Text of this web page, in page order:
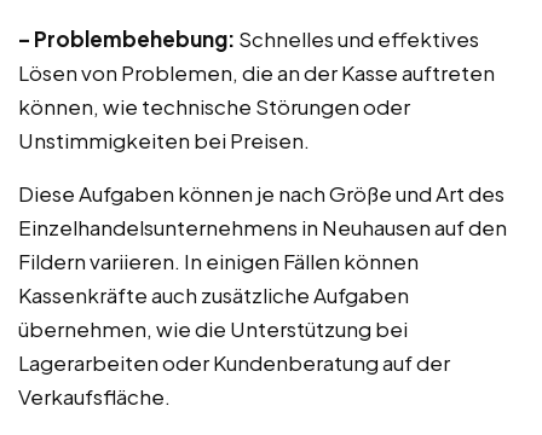
– Problembehebung: Schnelles und effektives
Lösen von Problemen, die an der Kasse auftreten
können, wie technische Störungen oder
Unstimmigkeiten bei Preisen.
Diese Aufgaben können je nach Größe und Art des
Einzelhandelsunternehmens in Neuhausen auf den
Fildern variieren. In einigen Fällen können
Kassenkräfte auch zusätzliche Aufgaben
übernehmen, wie die Unterstützung bei
Lagerarbeiten oder Kundenberatung auf der
Verkaufsfläche.